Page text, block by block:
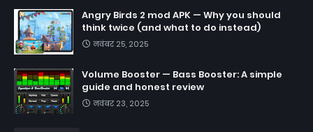
Angry Birds 2 mod APK — Why you should
think twice (and what to do instead)
नवंबर 25, 2025
Volume Booster — Bass Booster: A simple
guide and honest review
नवंबर 23, 2025